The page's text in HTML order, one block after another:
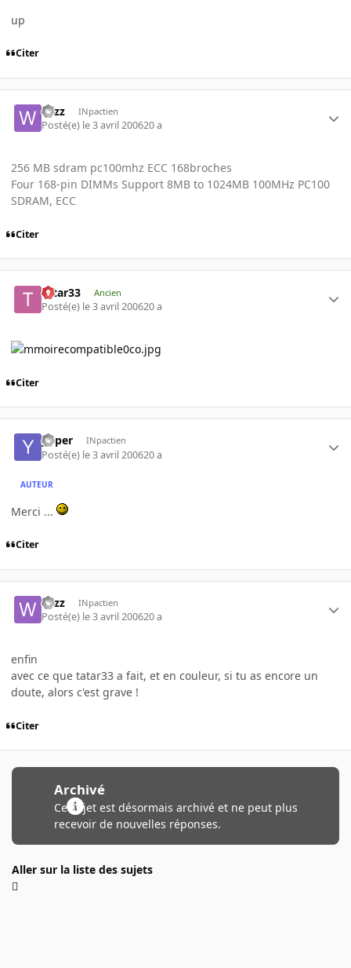
up
Citer
wizz INpactien
Posté(e) le 3 avril 200620 a
256 MB sdram pc100mhz ECC 168broches
Four 168-pin DIMMs Support 8MB to 1024MB 100MHz PC100
SDRAM, ECC
Citer
tatar33 Ancien
Posté(e) le 3 avril 200620 a
Citer
yoper INpactien
Posté(e) le 3 avril 200620 a
AUTEUR
Merci ...
Citer
wizz INpactien
Posté(e) le 3 avril 200620 a
enfin
avec ce que tatar33 a fait, et en couleur, si tu as encore un
doute, alors c'est grave !
Citer
Archivé
Ce sujet est désormais archivé et ne peut plus
recevoir de nouvelles réponses.
Aller sur la liste des sujets